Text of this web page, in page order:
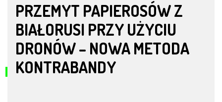
PRZEMYT PAPIEROSÓW Z
BIAŁORUSI PRZY UŻYCIU
DRONÓW – NOWA METODA
KONTRABANDY